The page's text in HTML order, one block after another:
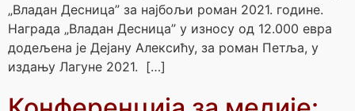
„Владан Десница” за најбољи роман 2021. године.
Награда „Владан Десница” у износу од 12.000 евра
додељена је Дејану Алексићу, за роман Петља, у
издању Лагуне 2021. […]